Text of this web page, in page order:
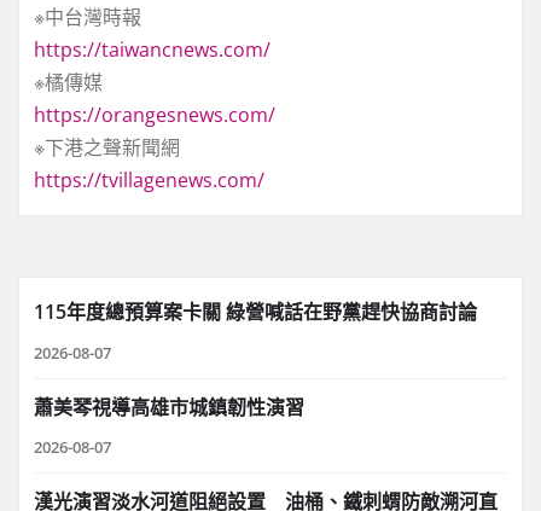
※中台灣時報
https://taiwancnews.com/
※橘傳媒
https://orangesnews.com/
※下港之聲新聞網
https://tvillagenews.com/
115年度總預算案卡關 綠營喊話在野黨趕快協商討論
2026-08-07
蕭美琴視導高雄市城鎮韌性演習
2026-08-07
漢光演習淡水河道阻絕設置 油桶、鐵刺蝟防敵溯河直